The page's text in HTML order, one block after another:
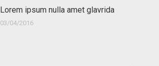
Lorem ipsum nulla amet glavrida
03/04/2016